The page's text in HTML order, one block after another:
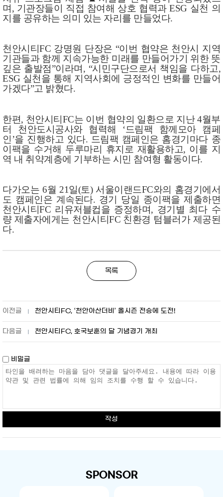
며, 기관장들이 직접 참여해 상호 협력과 ESG 실천 의
지를 공유하는 의미 있는 자리를 만들었다.
천안시티FC 강명원 단장은 “이번 협약은 천안시 지역
기관들과 함께 지속가능한 미래를 만들어가기 위한 뜻
깊은 출발점”이라며, “시민구단으로서 책임을 다하고,
ESG 실천을 통해 지역사회에 긍정적인 변화를 만들어
가겠다”고 밝혔다.
한편, 천안시티FC는 이번 협약의 일환으로 지난 4월부
터 천안도시공사와 협력해 ‘드림팩 함께모아 캠페
인’을 진행하고 있다. 드림팩 캠페인은 홈경기마다 종
이팩을 수거해 두루마리 휴지로 재활용하고, 이를 지
역 내 취약계층에 기부하는 시민 참여형 활동이다.
다가오는 6월 21일(토) 서울이랜드FC와의 홈경기에서
도 캠페인은 계속된다. 경기 당일 종이팩을 제출하면
천안시티FC 리유저블컵을 증정하며, 경기별 최다 수
량 제출자에게는 천안시티FC 친환경 텀블러가 제공된
다.
목록
천안시티FC, ‘천안아산더비’ 올시즌 전승에 도전!
천안시티FC, 호국보훈의 달 기념경기 개최
비밀글
작성
SPONSOR